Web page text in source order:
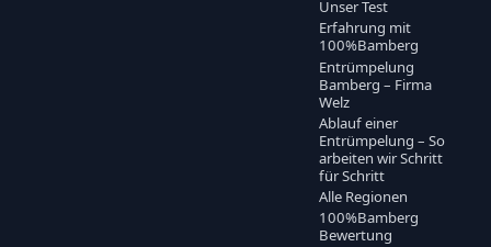
Unser Test
Erfahrung mit
100%Bamberg
Entrümpelung
Bamberg – Firma
Welz
Ablauf einer
Entrümpelung – So
arbeiten wir Schritt
für Schritt
Alle Regionen
100%Bamberg
Bewertung